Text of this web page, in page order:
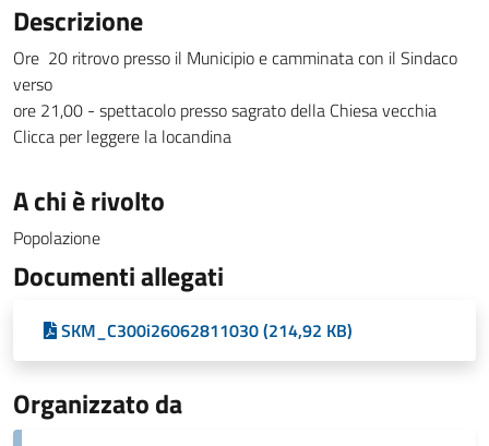
Descrizione
Ore 20 ritrovo presso il Municipio e camminata con il Sindaco
verso
ore 21,00 - spettacolo presso sagrato della Chiesa vecchia
Clicca per leggere la locandina
A chi è rivolto
Popolazione
Documenti allegati
SKM_C300i26062811030 (214,92 KB)
Organizzato da